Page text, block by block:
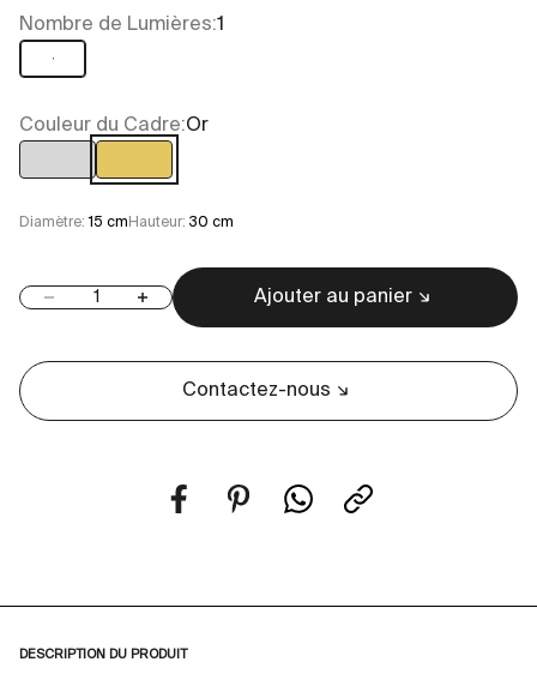
Nombre de Lumières:1
1
Couleur du Cadre:Or
Chrome
Diamètre:15 cm Hauteur: 30 cm
Diminuer la quantitéAugmenter la quantitéAjouter au panier
Contactez-nous
DESCRIPTION DU PRODUIT